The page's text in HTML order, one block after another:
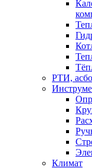
РТИ,
Климат